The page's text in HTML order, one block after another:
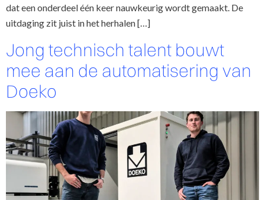
dat een onderdeel één keer nauwkeurig wordt gemaakt. De
uitdaging zit juist in het herhalen […]
Jong technisch talent bouwt
mee aan de automatisering van
Doeko